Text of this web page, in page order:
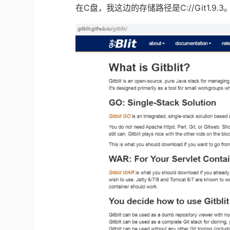
在C盘，我这边的存储路径是C://Git1.9.3